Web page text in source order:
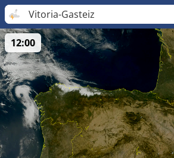
Vitoria-Gasteiz
12:00